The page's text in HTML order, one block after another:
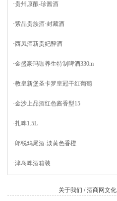
·贵州原酿-珍酱酒
·紫晶贵族酒·封藏酒
·西凤酒新贵妃醉酒
·金盛豪玛咖养生特制啤酒330m
·教皇新堡圣卡罗皇冠干红葡萄
·金沙上品酒红色酱香型15
·扎啤1.5L
·郎锐鸡尾酒-淡黄色香橙
·津岛啤酒箱装
关于我们 /酒商网文化